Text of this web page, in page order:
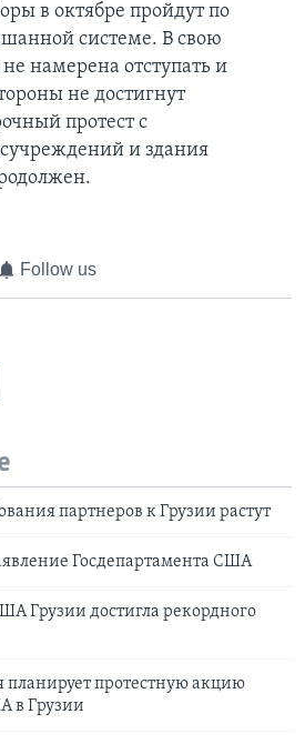
в октябре пройдут по
системе. В свою
намерена отступать и
не достигнут
протест с
и здания
Follow us
партнеров к Грузии растут
Госдепартамента США
Грузии достигла рекордного
планирует протестную акцию
в Грузии